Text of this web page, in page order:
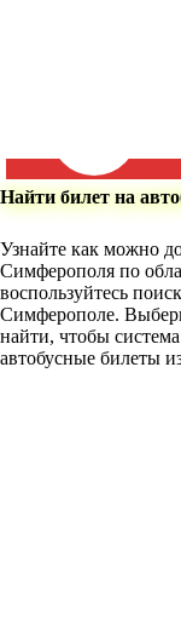
Найти билет на
Узнайте как можно
Симферополя по
воспользуйтесь
Симферополе.
найти, чтобы
автобусные билеты